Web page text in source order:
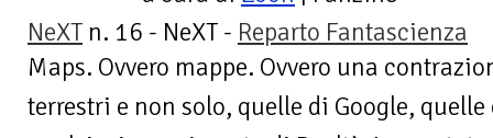
NeXT n. 16 - NeXT - Reparto Fantascienza
Maps. Ovvero mappe. Ovvero una
terrestri e non solo, quelle di Google,